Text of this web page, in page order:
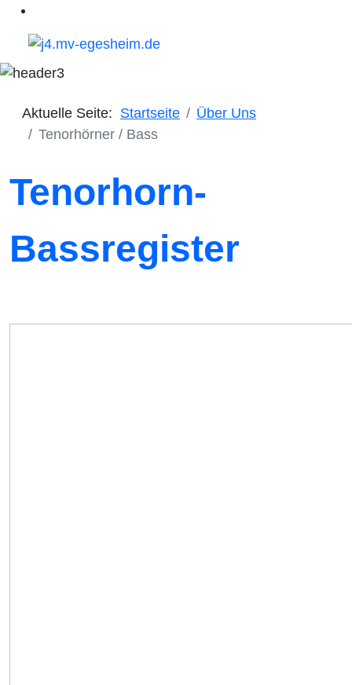
Aktuelle Seite: Startseite
Über Uns
Tenorhörner / Bass
Tenorhorn-
Bassregister